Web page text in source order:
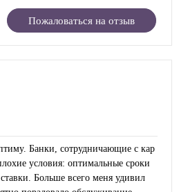
Пожаловаться на отзыв
Банки, сотрудничающие с кар
условия: оптимальные сроки
Больше всего меня удивил